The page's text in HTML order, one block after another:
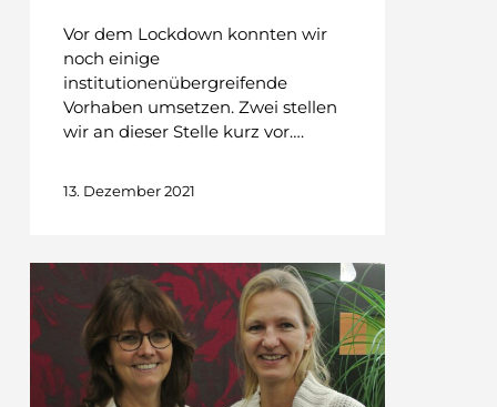
Vor dem Lockdown konnten wir
noch einige
institutionenübergreifende
Vorhaben umsetzen. Zwei stellen
wir an dieser Stelle kurz vor….
13. Dezember 2021
TATKRÄFTIG
–
Ein
neues
Team
an